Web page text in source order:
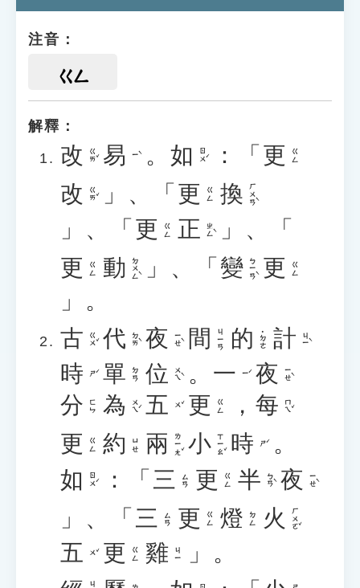
注音：
ㄍㄥ
解釋：
改 ㄍㄞˇ 易 ㄧˋ 。 如 ㄖㄨˊ ：「 更 ㄍㄥ
改 ㄍㄞˇ 」、「 更 ㄍㄥ 換 ㄏㄨㄢˋ
」、「 更 ㄍㄥ 正 ㄓㄥˋ
」、「
更 ㄍㄥ 動 ㄉㄨㄥˋ 」、「 變 ㄅㄧㄢˋ 更 ㄍㄥ
」。
古 ㄍㄨˇ 代 ㄉㄞˋ 夜 ㄧㄝˋ 間 ㄐㄧㄢ 的 ˙ㄉㄜ 計 ㄐㄧˋ
時 ㄕˊ 單 ㄉㄢ 位 ㄨㄟˋ 。 一 ㄧˊ 夜 ㄧㄝˋ
分 ㄈㄣ 為 ㄨㄟˊ 五 ㄨˇ 更 ㄍㄥ ， 每 ㄇㄟˇ
更 ㄍㄥ 約 ㄩㄝ 兩 ㄌㄧㄤˇ 小 ㄒㄧㄠˇ 時 ㄕˊ
。
如 ㄖㄨˊ ：「 三 ㄙㄢ 更 ㄍㄥ 半 ㄅㄢˋ 夜 ㄧㄝˋ
」、「 三 ㄙㄢ 更 ㄍㄥ 燈 ㄉㄥ 火 ㄏㄨㄛˇ
五 ㄨˇ 更 ㄍㄥ 雞 ㄐㄧ
」。